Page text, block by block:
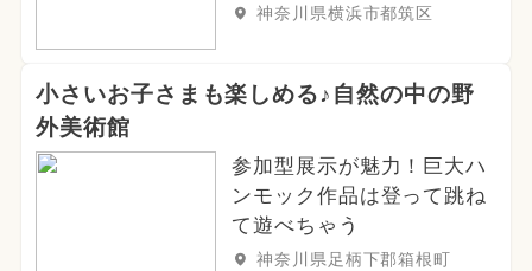
神奈川県横浜市都筑区
小さいお子さまも楽しめる♪自然の中の野
外美術館
参加型展示が魅力！巨大ハ
ンモック作品は登って跳ね
て遊べちゃう
神奈川県足柄下郡箱根町